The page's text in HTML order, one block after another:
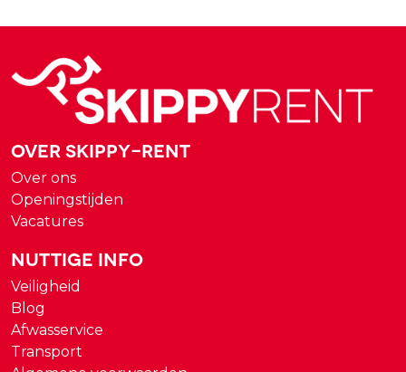
Over Skippy-rent
Over ons
Openingstijden
Vacatures
Nuttige Info
Veiligheid
Blog
Afwasservice
Transport